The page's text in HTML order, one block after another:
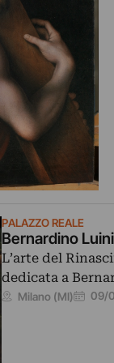
PALAZZO REALE
Bernardino
L’arte del
dedicata a
Milano (MI) 09/